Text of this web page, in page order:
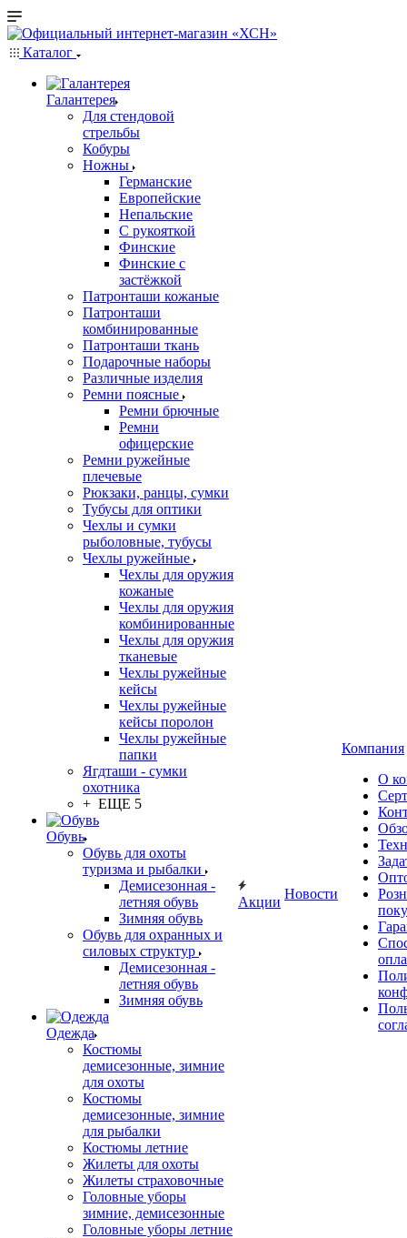
Каталог
Галантерея
Для стендовой
стрельбы
Кобуры
Ножны
Германские
Европейские
Непальские
С рукояткой
Финские
Финские с
застёжкой
Патронташи кожаные
Патронташи
комбинированные
Патронташи ткань
Подарочные наборы
Различные изделия
Ремни поясные
Ремни брючные
Ремни
офицерские
Ремни ружейные
плечевые
Рюкзаки, ранцы, сумки
Тубусы для оптики
Чехлы и сумки
рыболовные, тубусы
Чехлы ружейные
Чехлы для оружия
кожаные
Чехлы для оружия
комбинированные
Чехлы для оружия
тканевые
Чехлы ружейные
кейсы
Чехлы ружейные
кейсы поролон
Чехлы ружейные
папки
Ягдташи - сумки
охотника
+ ЕЩЕ 5
Обувь
Обувь для охоты
туризма и рыбалки
Демисезонная -
летняя обувь
Зимняя обувь
Обувь для охранных и
силовых структур
Демисезонная -
летняя обувь
Зимняя обувь
Одежда
Костюмы
демисезонные, зимние
для охоты
Костюмы
демисезонные, зимние
для рыбалки
Костюмы летние
Жилеты для охоты
Жилеты страховочные
Головные уборы
зимние, демисезонные
Головные уборы летние
Акции
Новости
Компания
О